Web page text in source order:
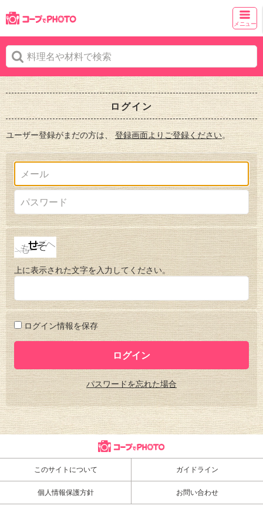
メニュー
ログイン
ユーザー登録がまだの方は、 登録画面よりご登録ください。
上に表示された文字を入力してください。
ログイン情報を保存
パスワードを忘れた場合
このサイトについて ガイドライン
個人情報保護方針 お問い合わせ